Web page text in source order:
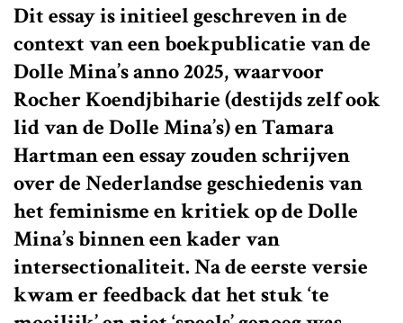
Dit essay is initieel geschreven in de
context van een boekpublicatie van de
Dolle Mina’s anno 2025, waarvoor
Rocher Koendjbiharie (destijds zelf ook
lid van de Dolle Mina’s) en Tamara
Hartman een essay zouden schrijven
over de Nederlandse geschiedenis van
het feminisme en kritiek op de Dolle
Mina’s binnen een kader van
intersectionaliteit. Na de eerste versie
kwam er feedback dat het stuk ‘te